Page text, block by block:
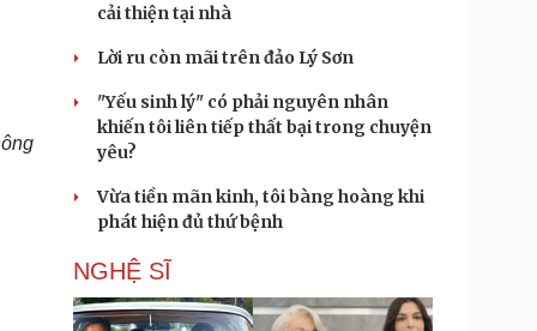
Hạt giống tâm hồn
cải thiện tại nhà
Lời ru còn mãi trên đảo Lý Sơn
"Yếu sinh lý" có phải nguyên nhân
khiến tôi liên tiếp thất bại trong chuyện
yêu?
Vừa tiền mãn kinh, tôi bàng hoàng khi
phát hiện đủ thứ bệnh
NGHỆ SĨ